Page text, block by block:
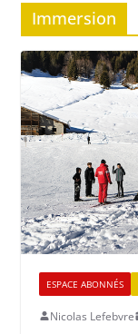
Immersion
ESPACE ABONNÉS
Nicolas Lefebvre